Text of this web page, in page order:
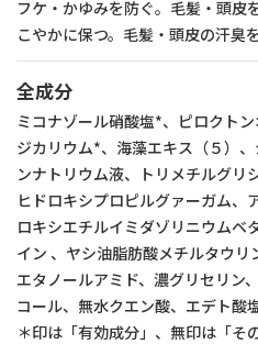
フケ・かゆみを防ぐ。毛髪・頭皮
こやかに保つ。毛髪・頭皮の汗臭を
全成分
ミコナゾール硝酸塩*、ピロクト
ジカリウム*、海藻エキス（５）
ンナトリウム液、トリメチルグリ
ヒドロキシプロピルグァーガム、
ロキシエチルイミダゾリニウムベ
イン 、ヤシ油脂肪酸メチルタウ
エタノールアミド、濃グリセリン
コール、無水クエン酸、エデト酸
＊印は「有効成分」、無印は「そ